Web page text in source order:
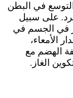
في البطن
على سبيل
في الجسم في
الأمعاء،
الهضم مع
الغاز.